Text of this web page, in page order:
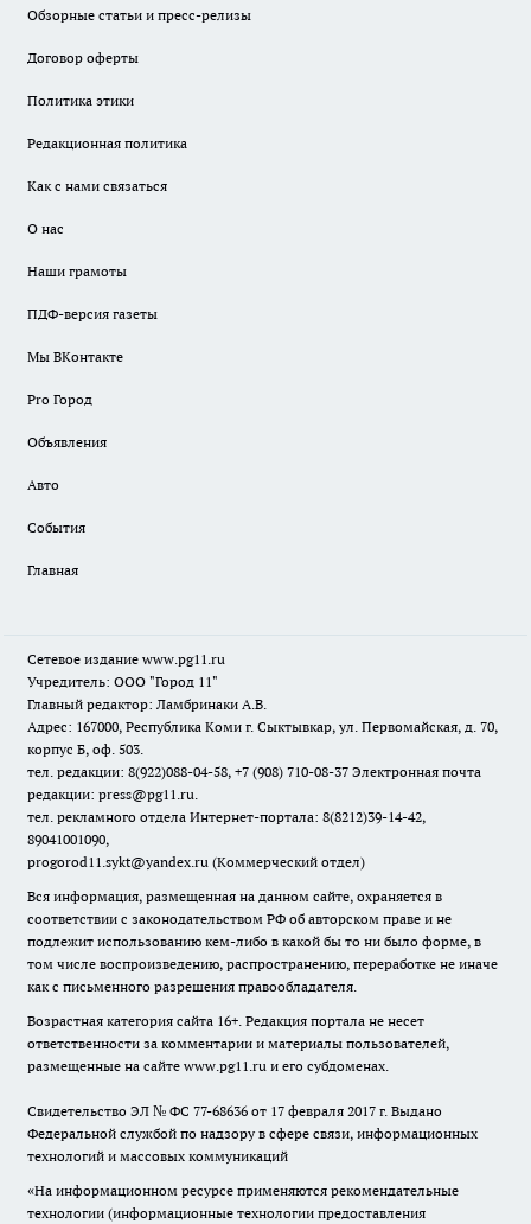
Обзорные статьи и пресс-релизы
Договор оферты
Политика этики
Редакционная политика
Как с нами связаться
О нас
Наши грамоты
ПДФ-версия газеты
Мы ВКонтакте
Pro Город
Объявления
Авто
События
Главная
Сетевое издание www.pg11.ru
Учредитель: ООО "Город 11"
Главный редактор: Ламбринаки А.В.
Адрес: 167000, Республика Коми г. Сыктывкар, ул. Первомайская, д. 70,
корпус Б, оф. 503.
тел. редакции: 8(922)088-04-58, +7 (908) 710-08-37 Электронная почта
редакции: press@pg11.ru.
тел. рекламного отдела Интернет-портала: 8(8212)39-14-42,
89041001090,
progorod11.sykt@yandex.ru (Коммерческий отдел)
Вся информация, размещенная на данном сайте, охраняется в
соответствии с законодательством РФ об авторском праве и не
подлежит использованию кем-либо в какой бы то ни было форме, в
том числе воспроизведению, распространению, переработке не иначе
как с письменного разрешения правообладателя.
Возрастная категория сайта 16+. Редакция портала не несет
ответственности за комментарии и материалы пользователей,
размещенные на сайте www.pg11.ru и его субдоменах.
Свидетельство ЭЛ № ФС 77-68636 от 17 февраля 2017 г. Выдано
Федеральной службой по надзору в сфере связи, информационных
технологий и массовых коммуникаций
«На информационном ресурсе применяются рекомендательные
технологии (информационные технологии предоставления